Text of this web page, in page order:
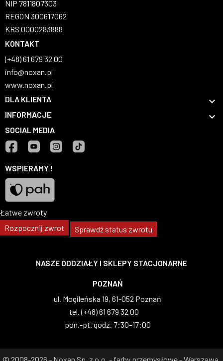
NIP 7811807303
REGON 300617062
KRS 0000283888
KONTAKT
(+48) 61 679 32 00
info@noxan.pl
www.noxan.pl
DLA KLIENTA

INFORMACJE 
SOCIAL MEDIA
WSPIERAMY !
Pah
Łatwe zwroty
Rozpocznij zwrot
Sprawdź status zwrotu
NASZE ODDZIAŁY I SKLEPY STACJONARNE
WARSZAWA
al. Wilanowska 83, 02-765 Warszawa
tel. (+48) 22 629 07 69
pon.-pt. godz. 8:00–17:00